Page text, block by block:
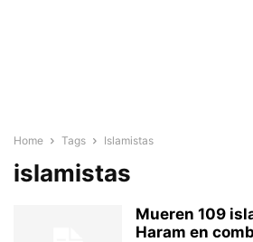
Home Tags Islamistas
islamistas
Mueren 109
Haram en